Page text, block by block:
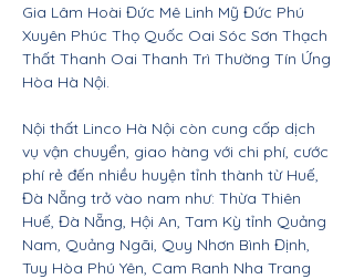
Gia Lâm Hoài Đức Mê Linh Mỹ Đức Phú
Xuyên Phúc Thọ Quốc Oai Sóc Sơn Thạch
Thất Thanh Oai Thanh Trì Thường Tín Ứng
Hòa Hà Nội.
Nội thất Linco Hà Nội còn cung cấp dịch
vụ vận chuyển, giao hàng với chi phí, cước
phí rẻ đến nhiều huyện tỉnh thành từ Huế,
Đà Nẵng trở vào nam như: Thừa Thiên
Huế, Đà Nẵng, Hội An, Tam Kỳ tỉnh Quảng
Nam, Quảng Ngãi, Quy Nhơn Bình Định,
Tuy Hòa Phú Yên, Cam Ranh Nha Trang